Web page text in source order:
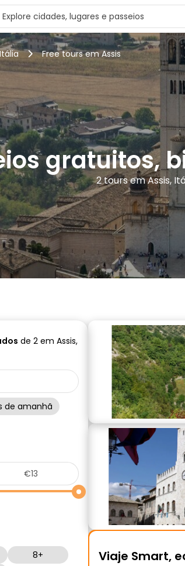
Free tours em Assis
gratuitos,
2 tours em Assis,
de 2 em Assis,
de amanhã
8+
Viaje Smart,